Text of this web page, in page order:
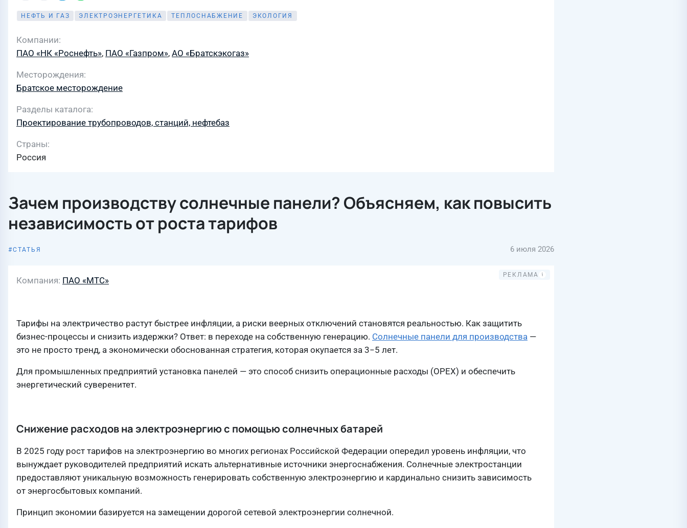
НЕФТЬ И ГАЗ ЭЛЕКТРОЭНЕРГЕТИКА ТЕПЛОСНАБЖЕНИЕ ЭКОЛОГИЯ
Компании
ПАО «НК «Роснефть», ПАО «Газпром», АО «Братскэкогаз»
Месторождения
Братское месторождение
Разделы каталога
Проектирование трубопроводов, станций, нефтебаз
Страны
Россия
Зачем производству солнечные панели? Объясняем, как повысить
независимость от роста тарифов
СТАТЬЯ 6 июля 2026
Компания ПАО «МТС»
Тарифы на электричество растут быстрее инфляции, а риски веерных отключений становятся реальностью. Как защитить
бизнес-процессы и снизить издержки? Ответ: в переходе на собственную генерацию. Солнечные панели для производства —
это не просто тренд, а экономически обоснованная стратегия, которая окупается за 3−5 лет.
Для промышленных предприятий установка панелей — это способ снизить операционные расходы (OPEX) и обеспечить
энергетический суверенитет.
Снижение расходов на электроэнергию с помощью солнечных батарей
В 2025 году рост тарифов на электроэнергию во многих регионах Российской Федерации опередил уровень инфляции, что
вынуждает руководителей предприятий искать альтернативные источники энергоснабжения. Солнечные электростанции
предоставляют уникальную возможность генерировать собственную электроэнергию и кардинально снизить зависимость
от энергосбытовых компаний.
Принцип экономии базируется на замещении дорогой сетевой электроэнергии солнечной.